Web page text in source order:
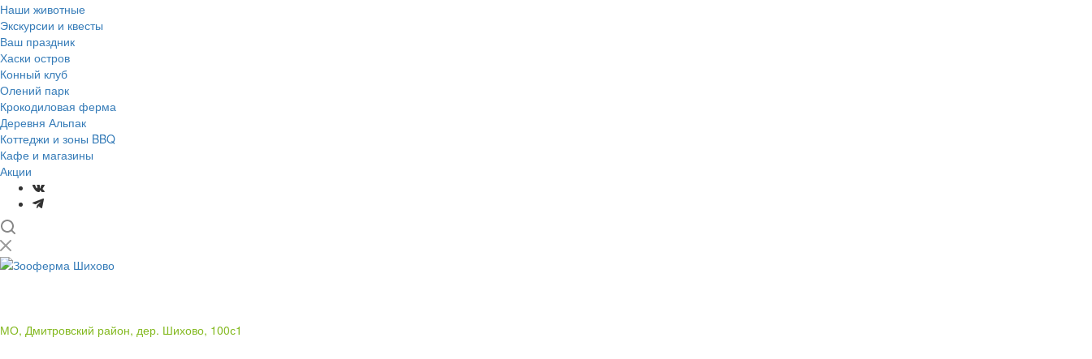
Наши животные
Экскурсии и квесты
Ваш праздник
Хаски остров
Конный клуб
Олений парк
Крокодиловая ферма
Деревня Альпак
Коттеджи и зоны BBQ
Кафе и магазины
Акции
МО, Дмитровский район, дер. Шихово, 100с1